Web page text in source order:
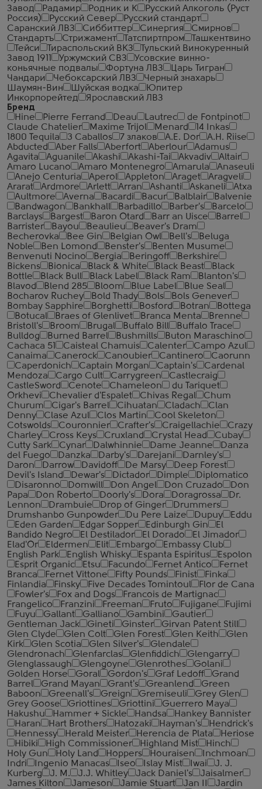
Завод
Радамир Родник и К
Русский Алкоголь (Руст
Россия)
Русский Север
Русский стандарт
Саранский ЛВЗ
Сиббиттер Синергия
Смирнов
Стандартъ
Стрижамент Татспиртпром
Ташкентвино
Тейси
Тираспольский ВКЗ
Тульский Винокуренный
Завод 1911
Уржумский СВЗ
Усовские винно-
коньячные подвалы
Фортуна ЛВЗ
Царь Тигран
Чандари
Чебоксарский ЛВЗ
Черный знахарь
Шаумян-Вин
Шуйская водка
Юпитер
Инкорпорейтед
Ярославский ЛВЗ
Бренд
Hine
Pierre Ferrand Deau Lautrec
de Fontpinot
Claude Chatelier
Maxime Trijol Menard
14 Inkas
1800 Tequila
3 Caballos 7 злаков A.E. Dor
A.H. Riise
Abducted
Aber Falls Aberfort Aberlour
Adamus
Agavita
Aguanile Akashi Akashi-Tai Akvadiv
Altair
Amaro Lucano
Amaro Montenegro Amarula
Anaseuli
Anejo Centuria
Aperol Appleton Araget
Aragveli
Ararat
Ardmore Arlett Arran Ashanti Askaneli
Atxa
Aultmore
Averna Bacardi Bacur Balblair
Balvenie
Bandwagon
Bankhall Barbadillo Barber's
Barcelo
Barclays
Bargest Baron Otard Barr an Uisce
Barrel
Barrister
Bayou Beaulieu
Beaver's Dram
Becherovka
Bee Gin Belgian Owl Bell's
Beluga
Noble
Ben Lomond Benster's
Benten Musume
Benvenuti Nocino
Bergia Beringoff
Berkshire
Bickens
Bionica Black & White Black Beast
Black
Bottle
Black Bull Black Label Black Ram
Blanton's
Blavod
Blend 285 Bloom Blue Label
Blue Seal
Bocharov Ruchey
Bold Thady Bols
Bols Genever
Bombay Sapphire
Borghetti Bosford Botran
Bottega
Botucal
Braes of Glenlivet Branca Menta
Brenne
Bristoll's
Broom Brugal Buffalo Bill
Buffalo Trace
Bulldog
Burned Barrel Bushmills
Buton Maraschino
Cachaca 51
Caisteal Chamuis Calenter
Campo Azul
Canaima
Canerock Canoubier Cantinero
Caorunn
Caperdonich
Captain Morgan Captain's
Cardenal
Mendoza
Cargo Cult Carrygreen
Castlecraig
CastleSword
Cenote Chameleon
du Tariquet
Orkhevi
Chevalier d'Espalet Chivas Regal
Chum
Churum
Cigar's Barrel Cihuatan Cladach
Clan
Denny
Clase Azul Clos Martin
Cool Skeleton
Cotswolds
Couronnier Crafter's Craigellachie
Crazy
Charley
Cross Keys Cruxland Crystal Head
Cubay
Cutty Sark
Cynar Dalwhinnie Dame Jeanne
Danza
del Fuego
Danzka Darby's Darejani
Darnley's
Daron
Darrow Davidoff De Marsy
Deep Forest
Devil's Island
Dewar's Dictador Dimple
Diplomatico
Disaronno
Domwill Don Angel Don Cruzado
Don
Papa
Don Roberto Doorly's Dora Doragrossa
Dr.
Lennon
Drambuie Drop of Ginger
Drummers
Drumshanbo Gunpowder
Du Pere Laize Dupuy
Eddu
Eden Garden
Edgar Sopper Edinburgh Gin
El
Bandido Negro
El Destilador El Dorado
El Jimador
Elad'Or
Eldermen Elit Embargo
Embassy Club
English Park
English Whisky Espanta Espiritus
Espolon
Esprit Organic
Etsu Facundo Fernet Antico
Fernet
Branca
Fernet Vittone Fifty Pounds Finist
Finka
Finlandia
Finsky Five Decades Tomintoul
Flor de Cana
Fowler's
Fox and Dogs
Francois de Martignac
Frangelico
Franzini Freeman Fruto Fujigane
Fujimi
Fuyu
Gallant Galliano Gambini
Gautier
Gentleman Jack
Gineti Ginster
Girvan Patent Still
Glen Clyde
Glen Colt Glen Forest Glen Keith
Glen
Kirk
Glen Scotia Glen Silver's
Glendale
Glendronach
Glenfarclas Glenfiddich
Glengarry
Glenglassaugh
Glengoyne Glenrothes
Golani
Golden Horse
Goral Gordon's Graf Ledoff
Grand
Barrel
Grand Mayan Grant's Greanlend
Green
Baboon
Greenall's Greign Gremiseuli
Grey Glen
Grey Goose
Griottines Griottini
Guerrero Maya
Hakushu
Hammer + Sickle Handsa
Hankey Bannister
Haran
Hart Brothers Hatozaki Hayman's
Hendrick's
Hennessy
Herald Meister Herencia de Plata
Heriose
Hibiki
High Commissioner Highland Mist
Hinch
Holy Gun
Holy Land Hoppers Houraisen
Inchmoan
Indri
Ingenio Manacas Iseo Islay Mist Iwai
J. J.
Kurberg
J. M. J.J. Whitley Jack Daniel's
Jaisalmer
James Kilton
Jameson Jamie Stuart Jan II
Jardin